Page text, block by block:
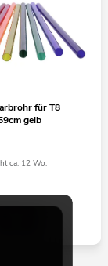
für T8
gelb
ca. 12 Wo.